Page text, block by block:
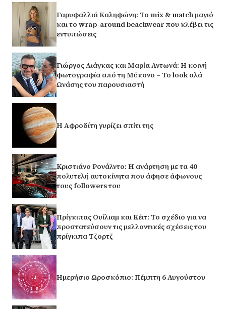
Γαρυφαλλιά Καληφώνη: Το mix & match μαγιό
και το wrap-around beachwear που κλέβει τις
εντυπώσεις
Γιώργος Λιάγκας και Μαρία Αντωνά: Η κοινή
φωτογραφία από τη Μύκονο – Το look αλά
Ωνάσης του παρουσιαστή
H Αφροδίτη γυρίζει σπίτι της
Κριστιάνο Ρονάλντο: Η ανάρτηση με τα 40
πολυτελή αυτοκίνητα που άφησε άφωνους
τους followers του
Πρίγκιπας Ουίλιαμ και Κέιτ: Το σχέδιο για να
προστατεύσουν τις μελλοντικές σχέσεις του
πρίγκιπα Τζορτζ
Ημερήσιο Ωροσκόπιο: Πέμπτη 6 Αυγούστου